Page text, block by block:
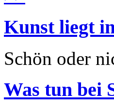
Kunst liegt
Schön oder
Was tun bei